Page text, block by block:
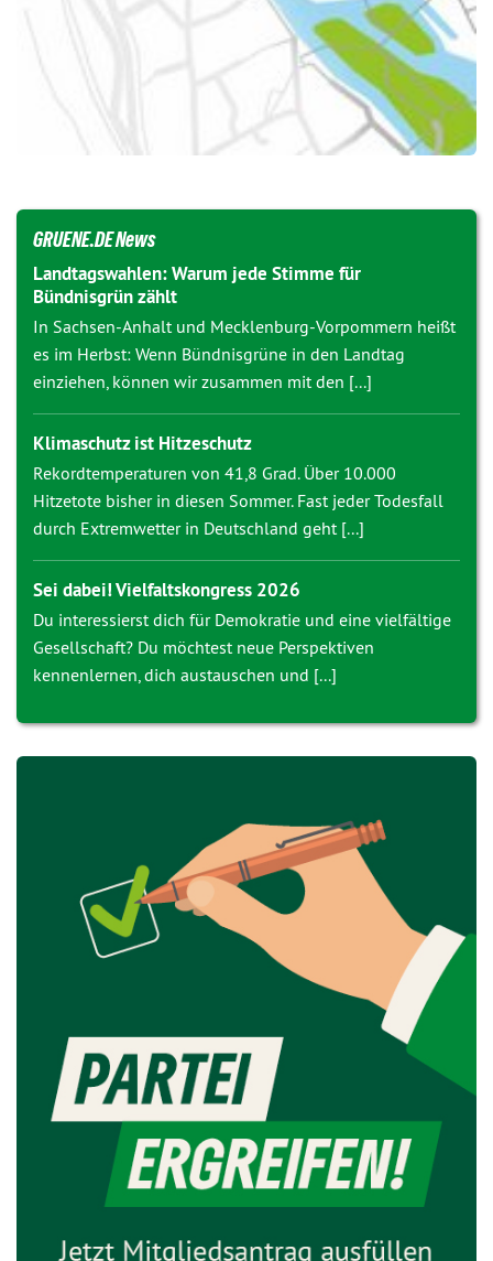
GRUENE.DE News
Landtagswahlen: Warum jede Stimme für
Bündnisgrün zählt
In Sachsen-Anhalt und Mecklenburg-Vorpommern heißt
es im Herbst: Wenn Bündnisgrüne in den Landtag
einziehen, können wir zusammen mit den [...]
Klimaschutz ist Hitzeschutz
Rekordtemperaturen von 41,8 Grad. Über 10.000
Hitzetote bisher in diesen Sommer. Fast jeder Todesfall
durch Extremwetter in Deutschland geht [...]
Sei dabei! Vielfaltskongress 2026
Du interessierst dich für Demokratie und eine vielfältige
Gesellschaft? Du möchtest neue Perspektiven
kennenlernen, dich austauschen und [...]